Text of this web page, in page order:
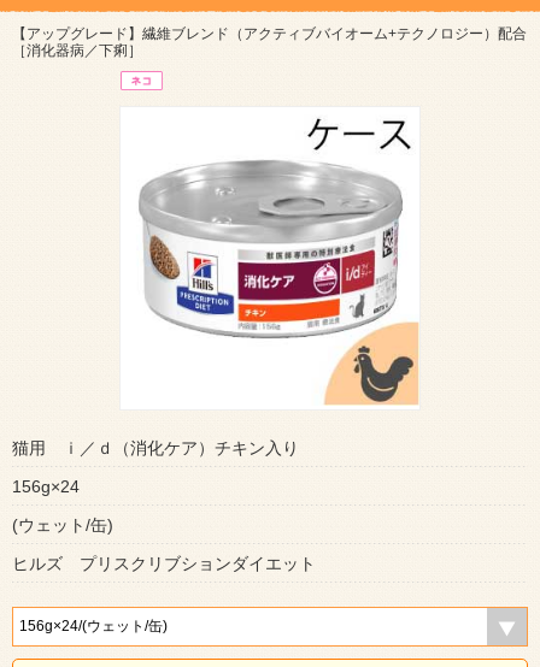
【アップグレード】繊維ブレンド（アクティブバイオーム+テクノロジー）配合
［消化器病／下痢］
猫用 ｉ／ｄ（消化ケア）チキン入り
156g×24
(ウェット/缶)
ヒルズ プリスクリブションダイエット